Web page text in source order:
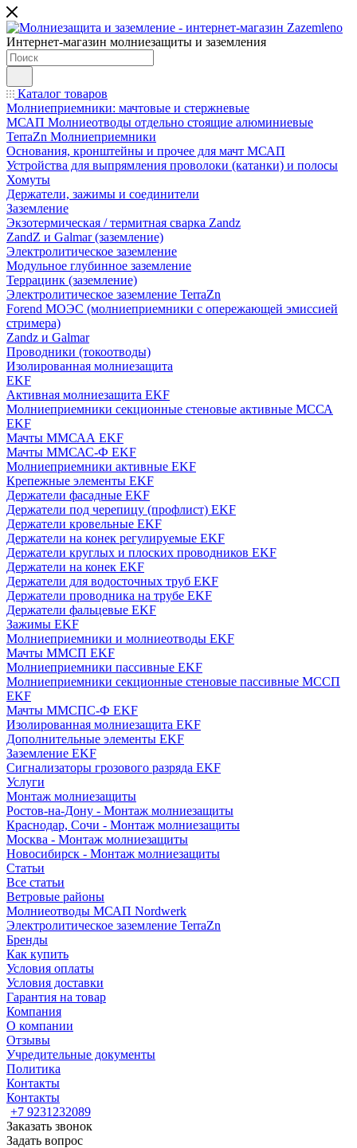
Интернет-магазин молниезащиты и заземления
Каталог товаров
Молниеприемники: мачтовые и стержневые
МСАП Молниеотводы отдельно стоящие алюминиевые
TerraZn Молниеприемники
Основания, кронштейны и прочее для мачт МСАП
Устройства для выпрямления проволоки (катанки) и полосы
Хомуты
Держатели, зажимы и соединители
Заземление
Экзотермическая / термитная сварка Zandz
ZandZ и Galmar (заземление)
Электролитическое заземление
Модульное глубинное заземление
Террацинк (заземление)
Электролитическое заземление TerraZn
Forend МОЭС (молниеприемники с опережающей эмиссией
стримера)
Zandz и Galmar
Проводники (токоотводы)
Изолированная молниезащита
EKF
Активная молниезащита EKF
Молниеприемники секционные стеновые активные МССА
EKF
Мачты ММСАА EKF
Мачты ММСАС-Ф EKF
Молниеприемники активные EKF
Крепежные элементы EKF
Держатели фасадные EKF
Держатели под черепицу (профлист) EKF
Держатели кровельные EKF
Держатели на конек регулируемые EKF
Держатели круглых и плоских проводников EKF
Держатели на конек EKF
Держатели для водосточных труб EKF
Держатели проводника на трубе EKF
Держатели фальцевые EKF
Зажимы EKF
Молниеприемники и молниеотводы EKF
Мачты ММСП EKF
Молниеприемники пассивные EKF
Молниеприемники секционные стеновые пассивные МССП
EKF
Мачты ММСПС-Ф EKF
Изолированная молниезащита EKF
Дополнительные элементы EKF
Заземление EKF
Сигнализаторы грозового разряда EKF
Услуги
Монтаж молниезащиты
Ростов-на-Дону - Монтаж молниезащиты
Краснодар, Сочи - Монтаж молниезащиты
Москва - Монтаж молниезащиты
Новосибирск - Монтаж молниезащиты
Статьи
Все статьи
Ветровые районы
Молниеотводы МСАП Nordwerk
Электролитическое заземление TerraZn
Бренды
Как купить
Условия оплаты
Условия доставки
Гарантия на товар
Компания
О компании
Отзывы
Учредительные документы
Политика
Контакты
Контакты
+7 9231232089
Заказать звонок
Задать вопрос